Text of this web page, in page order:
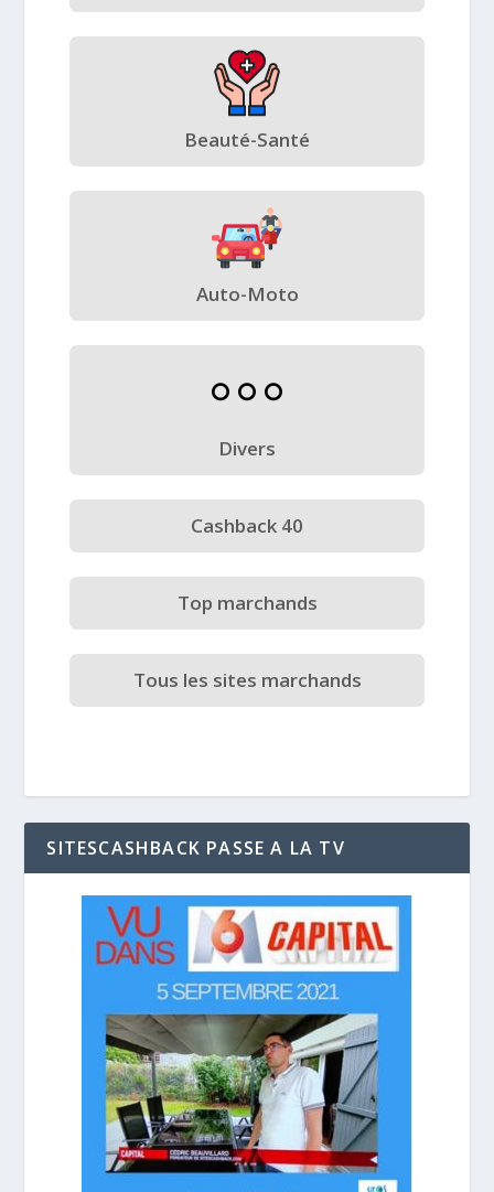
Beauté-Santé
Auto-Moto
Divers
Cashback 40
Top marchands
Tous les sites marchands
SITESCASHBACK PASSE A LA TV